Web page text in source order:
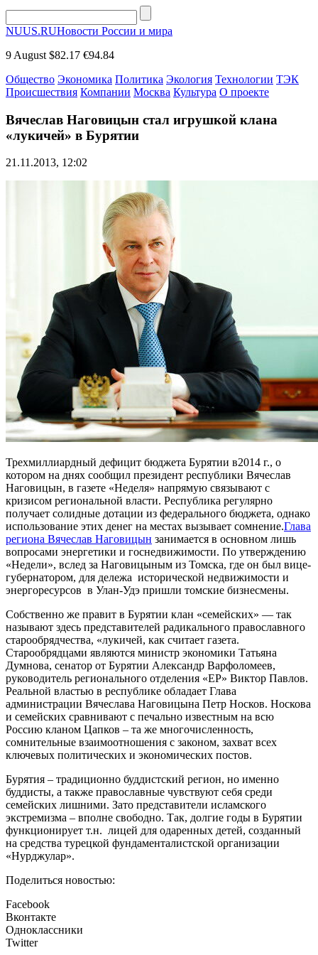
NUUS.RUНовости России и мира
9 August $82.17 €94.84
Общество Экономика Политика Экология Технологии ТЭК
Происшествия Компании Москва Культура О проекте
Вячеслав Наговицын стал игрушкой клана
«лукичей» в Бурятии
21.11.2013, 12:02
Трехмиллиардный дефицит бюджета Бурятии в2014 г., о
котором на днях сообщил президент республики Вячеслав
Наговицын, в газете «Неделя» напрямую связывают с
кризисом региональной власти. Республика регулярно
получает солидные дотации из федерального бюджета, однако
использование этих денег на местах вызывает сомнение.Глава
региона Вячеслав Наговицын занимается в основном лишь
вопросами энергетики и госнедвижимости. По утверждению
«Недели», вслед за Наговицыным из Томска, где он был вице-
губернатором, для дележа исторической недвижимости и
энергоресурсов в Улан-Удэ пришли томские бизнесмены.
Собственно же правит в Бурятии клан «семейских» — так
называют здесь представителей радикального православного
старообрядчества, «лукичей, как считает газета.
Старообрядцами являются министр экономики Татьяна
Думнова, сенатор от Бурятии Александр Варфоломеев,
руководитель регионального отделения «ЕР» Виктор Павлов.
Реальной властью в республике обладает Глава
администрации Вячеслава Наговицына Петр Носков. Носкова
и семейских сравнивают с печально известным на всю
Россию кланом Цапков – та же многочисленность,
сомнительные взаимоотношения с законом, захват всех
ключевых политических и экономических постов.
Бурятия – традиционно буддистский регион, но именно
буддисты, а также православные чувствуют себя среди
семейских лишними. Зато представители исламского
экстремизма – вполне свободно. Так, долгие годы в Бурятии
функционирует т.н. лицей для одаренных детей, созданный
на средства турецкой фундаменталистской организации
«Нурджулар».
Поделиться новостью:
Facebook
Вконтакте
Одноклассники
Twitter